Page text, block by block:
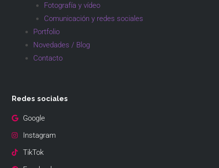
Fotografía y vídeo
Comunicación y redes sociales
Portfolio
Novedades / Blog
Contacto
Redes sociales
Google
Instagram
TikTok